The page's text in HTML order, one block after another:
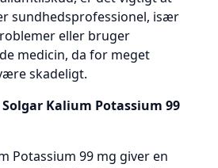
sundhedsprofessionel, især
eller bruger
medicin, da for meget
skadeligt.
Kalium Potassium 99
Potassium 99 mg giver en